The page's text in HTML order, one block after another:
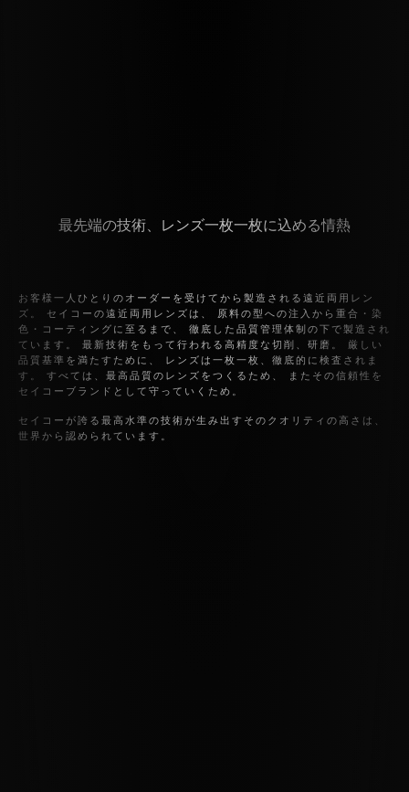
最先端の技術、レンズ一枚一枚に込める情熱
お客様一人ひとりのオーダーを受けてから製造される遠近両用レン
ズ。
セイコーの遠近両用レンズは、
原料の型への注入から重合・染
色・コーティングに至るまで、
徹底した品質管理体制の下で製造され
ています。
最新技術をもって行われる高精度な切削、研磨。
厳しい
品質基準を満たすために、
レンズは一枚一枚、徹底的に検査されま
す。
すべては、最高品質のレンズをつくるため、
またその信頼性を
セイコーブランドとして守っていくため。
セイコーが誇る最高水準の技術が生み出すそのクオリティの高さは、
世界から認められています。